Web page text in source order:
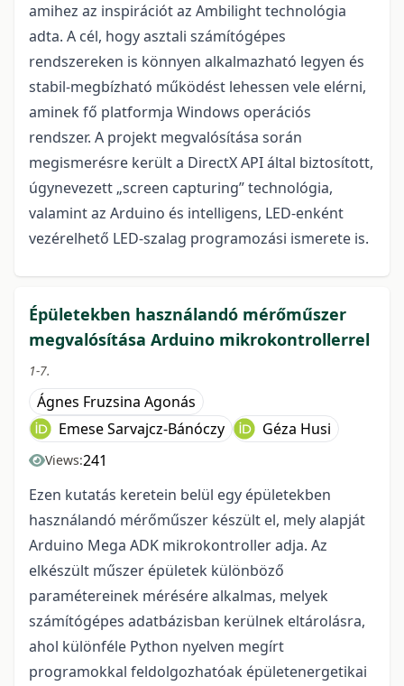
amihez az inspirációt az Ambilight technológia
adta. A cél, hogy asztali számítógépes
rendszereken is könnyen alkalmazható legyen és
stabil-megbízható működést lehessen vele elérni,
aminek fő platformja Windows operációs
rendszer. A projekt megvalósítása során
megismerésre került a DirectX API által biztosított,
úgynevezett „screen capturing” technológia,
valamint az Arduino és intelligens, LED-enként
vezérelhető LED-szalag programozási ismerete is.
Épületekben használandó mérőműszer
megvalósítása Arduino mikrokontrollerrel
1-7.
Ágnes Fruzsina Agonás
Emese Sarvajcz-Bánóczy
Géza Husi
Views:241
Ezen kutatás keretein belül egy épületekben
használandó mérőműszer készült el, mely alapját
Arduino Mega ADK mikrokontroller adja. Az
elkészült műszer épületek különböző
paramétereinek mérésére alkalmas, melyek
számítógépes adatbázisban kerülnek eltárolásra,
ahol különféle Python nyelven megírt
programokkal feldolgozhatóak épületenergetikai